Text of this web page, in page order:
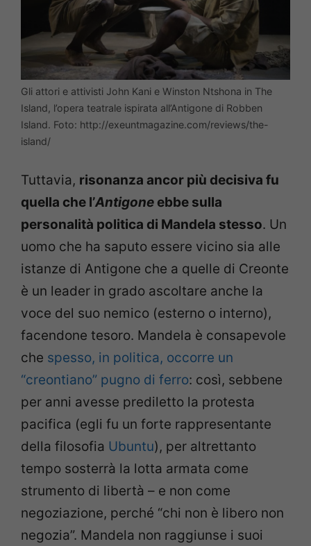
Gli attori e attivisti John Kani e Winston Ntshona in The
Island, l’opera teatrale ispirata all’Antigone di Robben
Island. Foto: http://exeuntmagazine.com/reviews/the-
island/
Tuttavia, risonanza ancor più decisiva fu
quella che l’Antigone ebbe sulla
personalità politica di Mandela stesso. Un
uomo che ha saputo essere vicino sia alle
istanze di Antigone che a quelle di Creonte
è un leader in grado ascoltare anche la
voce del suo nemico (esterno o interno),
facendone tesoro. Mandela è consapevole
che spesso, in politica, occorre un
“creontiano” pugno di ferro: così, sebbene
per anni avesse prediletto la protesta
pacifica (egli fu un forte rappresentante
della filosofia Ubuntu), per altrettanto
tempo sosterrà la lotta armata come
strumento di libertà – e non come
negoziazione, perché “chi non è libero non
negozia”. Mandela non raggiunse i suoi